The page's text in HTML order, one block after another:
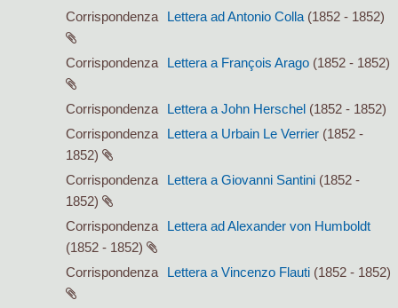
Corrispondenza
Lettera ad Antonio Colla (1852 - 1852)
Corrispondenza Lettera a François Arago (1852 - 1852)
Corrispondenza Lettera a John Herschel (1852 - 1852)
Corrispondenza
Lettera a Urbain Le Verrier (1852 -
1852)
Corrispondenza
Lettera a Giovanni Santini (1852 -
1852)
Corrispondenza
Lettera ad Alexander von Humboldt
(1852 - 1852)
Corrispondenza
Lettera a Vincenzo Flauti (1852 - 1852)